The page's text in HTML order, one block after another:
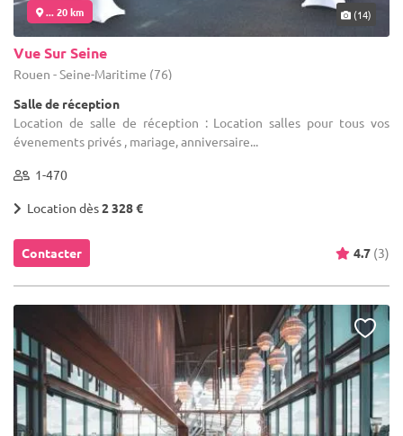
... 20 km (14)
Vue Sur Seine
Rouen - Seine-Maritime (76)
Salle de réception
Location de salle de réception : Location salles pour tous vos
évenements privés , mariage, anniversaire...
1-470
Location dès2 328 €
Contacter 4.7 (3)